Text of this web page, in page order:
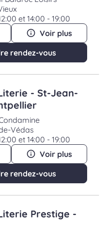
et 14:00 - 19:00
Voir plus
rendez-vous
- St-Jean-
Védas
et 14:00 - 19:00
Voir plus
rendez-vous
Prestige -